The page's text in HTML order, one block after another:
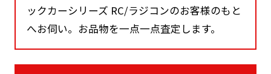
ックカーシリーズ RC/ラジコンのお客様のもと
へお伺い。お品物を一点一点査定します。